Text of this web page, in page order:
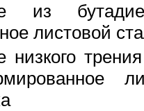
из
листовой
низкого